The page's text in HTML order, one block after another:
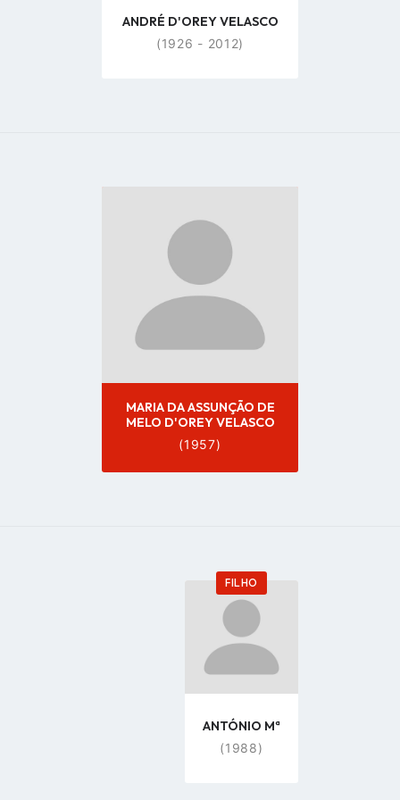
ANDRÉ D'OREY VELASCO
(1926 - 2012)
profile
page
MARIA DA ASSUNÇÃO DE
MELO D'OREY VELASCO
(1957)
FILHO
Go
to
profile
page
ANTÓNIO Mª
(1988)